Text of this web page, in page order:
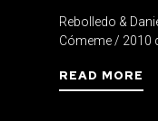
Rebolledo &
Cómeme / 2010
READ MORE